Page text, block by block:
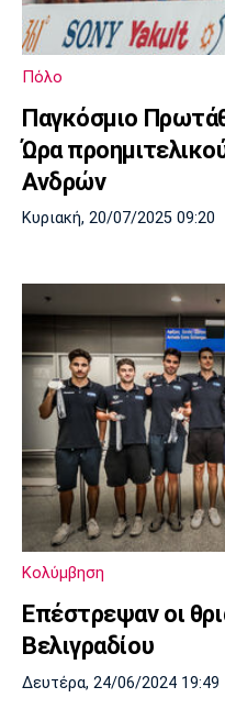
Λίβερπουλ
Ίντερ
Μπορούσια
Ντόρτμουντ
Μονακό
Πόρτο
Πόλο
Παγκόσμιο
Ώρα
Ανδρών
Κυριακή, 20/07/2025 09:20
Κολύμβηση
Επέστρεψαν οι
Βελιγραδίου
Δευτέρα, 24/06/2024 19:49